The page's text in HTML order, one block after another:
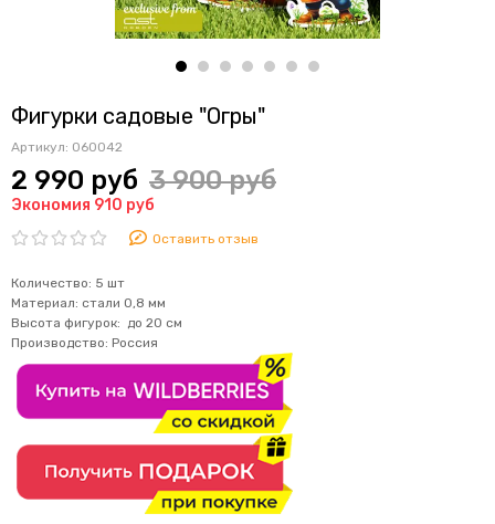
Фигурки садовые "Огры"
Артикул: 060042
2 990 руб 3 900 руб
Экономия 910 руб
Оставить отзыв
Количество: 5 шт
Материал: стали 0,8 мм
Высота фигурок: до 20 см
Производство: Россия